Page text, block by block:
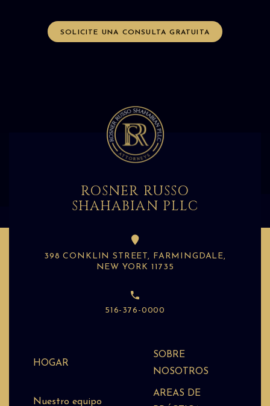
SOLICITE UNA CONSULTA GRATUITA
ROSNER RUSSO
SHAHABIAN PLLC
398 CONKLIN STREET, FARMINGDALE,
NEW YORK 11735
516-376-0000
HOGAR
SOBRE
NOSOTROS
Nuestro equipo
AREAS DE